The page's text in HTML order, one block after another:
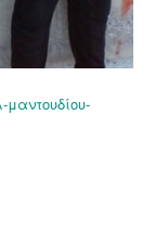
μαντουδίου-